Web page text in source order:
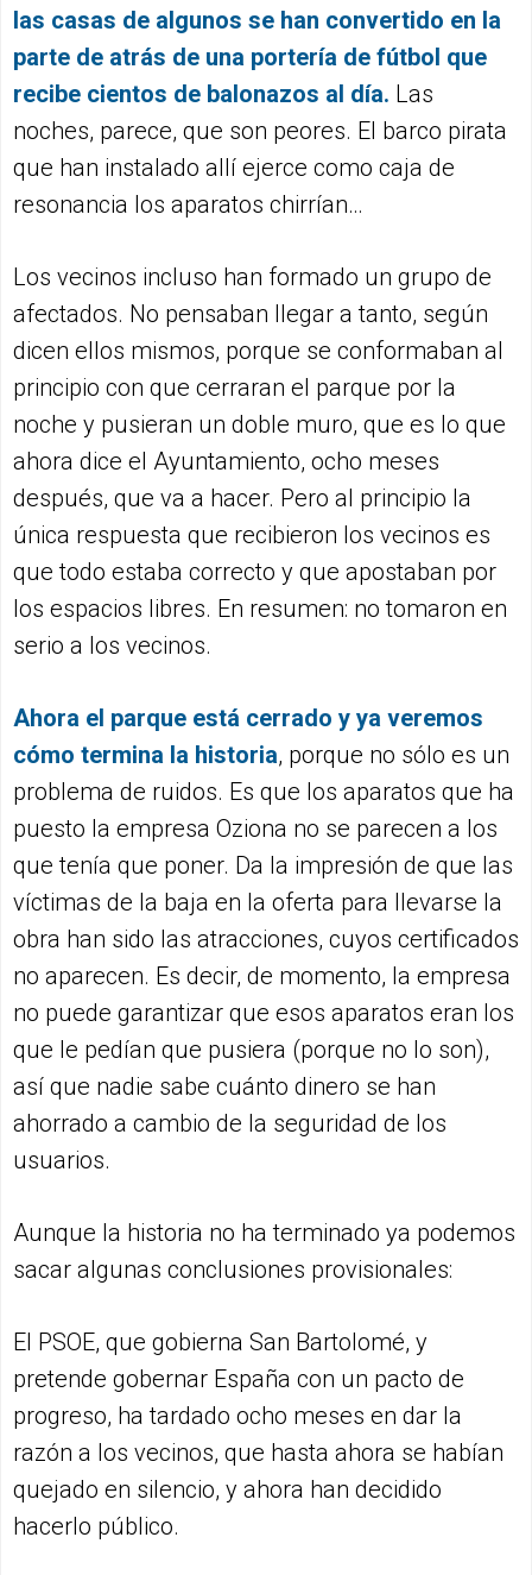
las casas de algunos se han convertido en la
parte de atrás de una portería de fútbol que
recibe cientos de balonazos al día. Las
noches, parece, que son peores. El barco pirata
que han instalado allí ejerce como caja de
resonancia los aparatos chirrían…
Los vecinos incluso han formado un grupo de
afectados. No pensaban llegar a tanto, según
dicen ellos mismos, porque se conformaban al
principio con que cerraran el parque por la
noche y pusieran un doble muro, que es lo que
ahora dice el Ayuntamiento, ocho meses
después, que va a hacer. Pero al principio la
única respuesta que recibieron los vecinos es
que todo estaba correcto y que apostaban por
los espacios libres. En resumen: no tomaron en
serio a los vecinos.
Ahora el parque está cerrado y ya veremos
cómo termina la historia, porque no sólo es un
problema de ruidos. Es que los aparatos que ha
puesto la empresa Oziona no se parecen a los
que tenía que poner. Da la impresión de que las
víctimas de la baja en la oferta para llevarse la
obra han sido las atracciones, cuyos certificados
no aparecen. Es decir, de momento, la empresa
no puede garantizar que esos aparatos eran los
que le pedían que pusiera (porque no lo son),
así que nadie sabe cuánto dinero se han
ahorrado a cambio de la seguridad de los
usuarios.
Aunque la historia no ha terminado ya podemos
sacar algunas conclusiones provisionales:
El PSOE, que gobierna San Bartolomé, y
pretende gobernar España con un pacto de
progreso, ha tardado ocho meses en dar la
razón a los vecinos, que hasta ahora se habían
quejado en silencio, y ahora han decidido
hacerlo público.